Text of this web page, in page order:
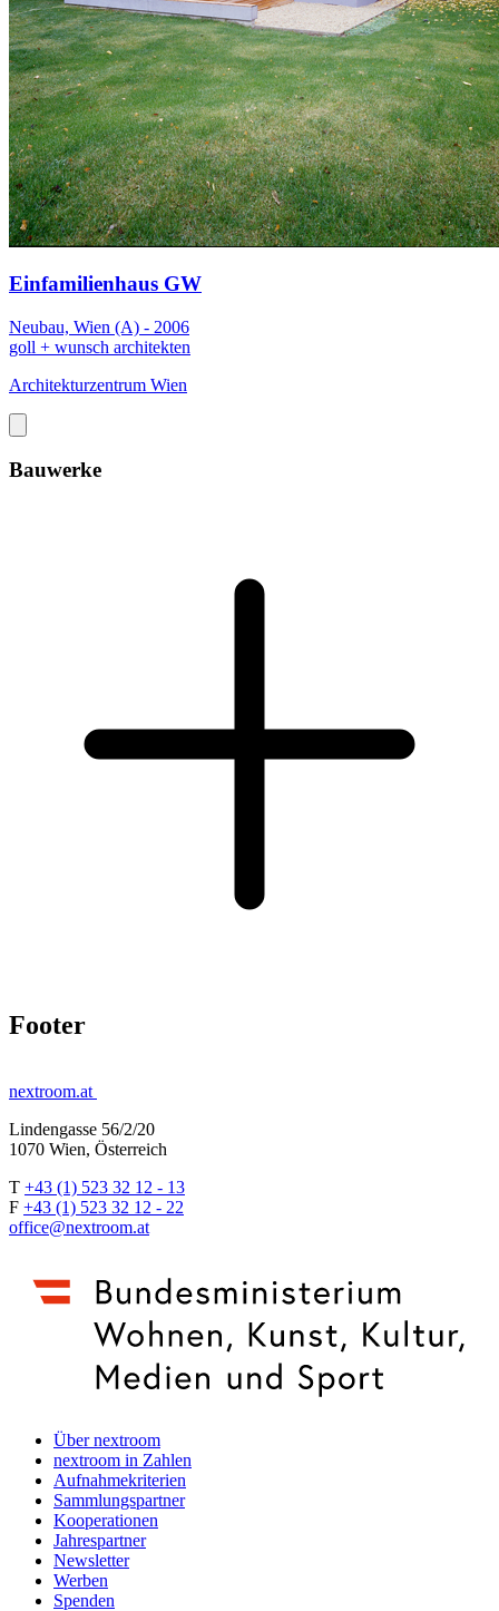
Einfamilienhaus GW
Neubau, Wien (A) - 2006
goll + wunsch architekten
Architekturzentrum Wien
Bauwerke
Footer
nextroom.at
Lindengasse 56/2/20
1070 Wien, Österreich
T +43 (1) 523 32 12 - 13
F +43 (1) 523 32 12 - 22
office@nextroom.at
Über nextroom
nextroom in Zahlen
Aufnahmekriterien
Sammlungspartner
Kooperationen
Jahrespartner
Newsletter
Werben
Spenden